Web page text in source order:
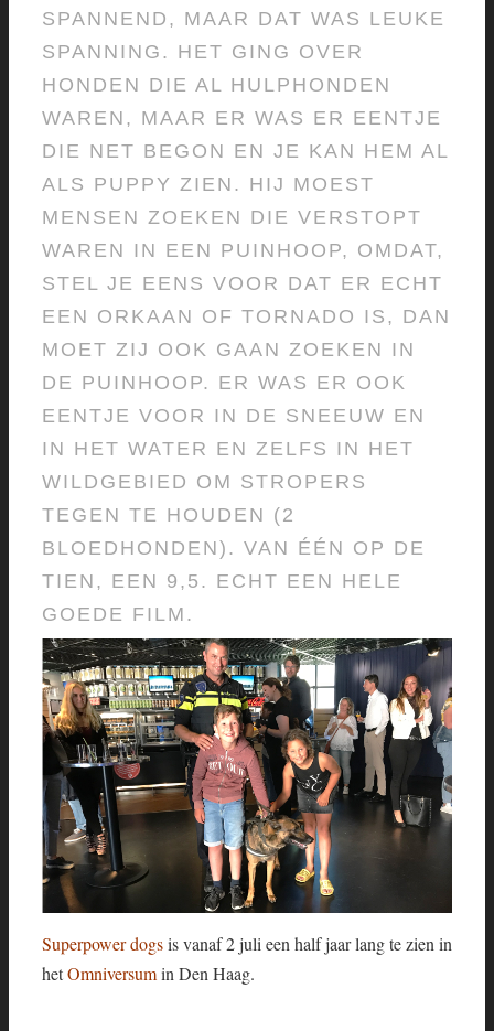
SPANNEND, MAAR DAT WAS LEUKE
SPANNING. HET GING OVER
HONDEN DIE AL HULPHONDEN
WAREN, MAAR ER WAS ER EENTJE
DIE NET BEGON EN JE KAN HEM AL
ALS PUPPY ZIEN. HIJ MOEST
MENSEN ZOEKEN DIE VERSTOPT
WAREN IN EEN PUINHOOP, OMDAT,
STEL JE EENS VOOR DAT ER ECHT
EEN ORKAAN OF TORNADO IS, DAN
MOET ZIJ OOK GAAN ZOEKEN IN
DE PUINHOOP. ER WAS ER OOK
EENTJE VOOR IN DE SNEEUW EN
IN HET WATER EN ZELFS IN HET
WILDGEBIED OM STROPERS
TEGEN TE HOUDEN (2
BLOEDHONDEN). VAN ÉÉN OP DE
TIEN, EEN 9,5. ECHT EEN HELE
GOEDE FILM.
Superpower dogsis vanaf 2 juli een half jaar lang te zien in
hetOmniversumin Den Haag.